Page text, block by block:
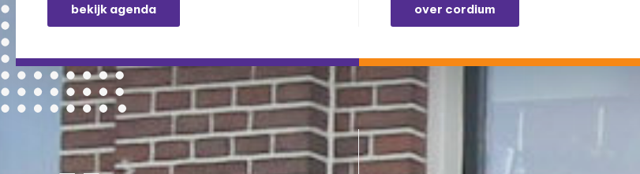
bekijk agenda over cordium